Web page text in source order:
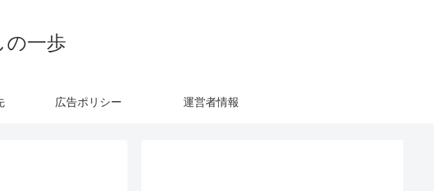
の一歩
広告ポリシー 運営者情報